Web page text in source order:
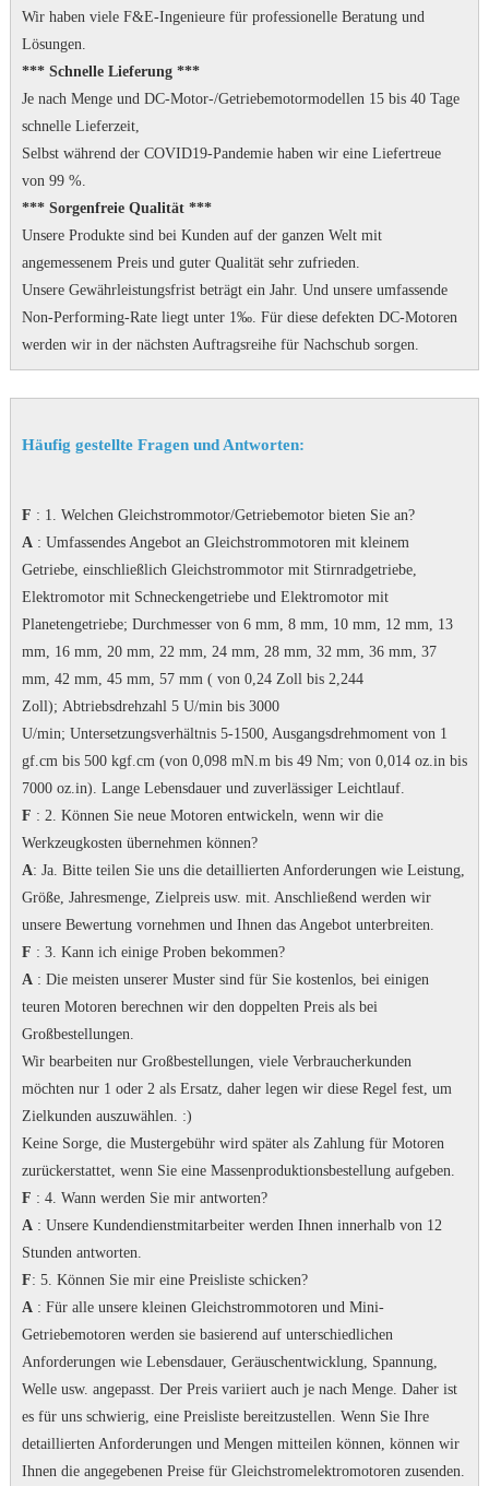
Wir haben viele F&E-Ingenieure für professionelle Beratung und
Lösungen.
*** Schnelle Lieferung ***
Je nach Menge und DC-Motor-/Getriebemotormodellen 15 bis 40 Tage
schnelle Lieferzeit,
Selbst während der COVID19-Pandemie haben wir eine Liefertreue
von 99 %.
*** Sorgenfreie Qualität ***
Unsere Produkte sind bei Kunden auf der ganzen Welt mit
angemessenem Preis und guter Qualität sehr zufrieden.
Unsere Gewährleistungsfrist beträgt ein Jahr. Und unsere umfassende
Non-Performing-Rate liegt unter 1‰. Für diese defekten DC-Motoren
werden wir in der nächsten Auftragsreihe für Nachschub sorgen.
Häufig gestellte Fragen und Antworten:
F : 1. Welchen Gleichstrommotor/Getriebemotor bieten Sie an?
A: Umfassendes Angebot an Gleichstrommotoren mit kleinem
Getriebe, einschließlich Gleichstrommotor mit Stirnradgetriebe,
Elektromotor mit Schneckengetriebe und Elektromotor mit
Planetengetriebe; Durchmesser von 6 mm, 8 mm, 10 mm, 12 mm, 13
mm, 16 mm, 20 mm, 22 mm, 24 mm, 28 mm, 32 mm, 36 mm, 37
mm, 42 mm, 45 mm, 57 mm ( von 0,24 Zoll bis 2,244
Zoll); Abtriebsdrehzahl 5 U/min bis 3000
U/min; Untersetzungsverhältnis 5-1500, Ausgangsdrehmoment von 1
gf.cm bis 500 kgf.cm (von 0,098 mN.m bis 49 Nm; von 0,014 oz.in bis
7000 oz.in). Lange Lebensdauer und zuverlässiger Leichtlauf.
F : 2. Können Sie neue Motoren entwickeln, wenn wir die
Werkzeugkosten übernehmen können?
A: Ja. Bitte teilen Sie uns die detaillierten Anforderungen wie Leistung,
Größe, Jahresmenge, Zielpreis usw. mit. Anschließend werden wir
unsere Bewertung vornehmen und Ihnen das Angebot unterbreiten.
F : 3. Kann ich einige Proben bekommen?
A: Die meisten unserer Muster sind für Sie kostenlos, bei einigen
teuren Motoren berechnen wir den doppelten Preis als bei
Großbestellungen.
Wir bearbeiten nur Großbestellungen, viele Verbraucherkunden
möchten nur 1 oder 2 als Ersatz, daher legen wir diese Regel fest, um
Zielkunden auszuwählen. :)
Keine Sorge, die Mustergebühr wird später als Zahlung für Motoren
zurückerstattet, wenn Sie eine Massenproduktionsbestellung aufgeben.
F : 4. Wann werden Sie mir antworten?
A: Unsere Kundendienstmitarbeiter werden Ihnen innerhalb von 12
Stunden antworten.
F: 5. Können Sie mir eine Preisliste schicken?
A: Für alle unsere kleinen Gleichstrommotoren und Mini-
Getriebemotoren werden sie basierend auf unterschiedlichen
Anforderungen wie Lebensdauer, Geräuschentwicklung, Spannung,
Welle usw. angepasst. Der Preis variiert auch je nach Menge. Daher ist
es für uns schwierig, eine Preisliste bereitzustellen. Wenn Sie Ihre
detaillierten Anforderungen und Mengen mitteilen können, können wir
Ihnen die angegebenen Preise für Gleichstromelektromotoren zusenden.